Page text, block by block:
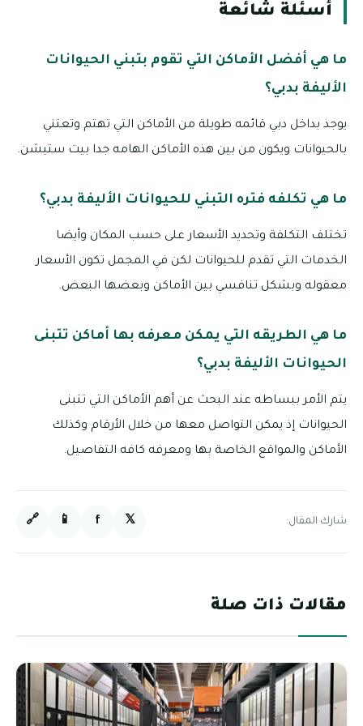
أسئلة شائعة
ما هي أفضل الأماكن التي تقوم بتبني الحيوانات
الأليفة بدبي؟
يوجد بداخل دبي قائمه طويلة من الأماكن التي تهتم وتعتني
بالحيوانات ويكون من بين هذه الأماكن الهامه جدا بيت ستيشن.
ما هي تكلفه فتره التبني للحيوانات الأليفة بدبي؟
تختلف التكلفة وتحديد الأسعار على حسب المكان وأيضا
الخدمات التي تقدم للحيوانات لكن في المجمل تكون الأسعار
معقوله وبشكل تنافسي بين الأماكن وبعضها البعض.
ما هي الطريقه التي يمكن معرفه بها أماكن تتبنى
الحيوانات الأليفة بدبي؟
يتم الأمر ببساطه عند البحث عن أهم الأماكن التي تتبنى
الحيوانات إذ يمكن التواصل معها من خلال الأرقام وكذلك
الأماكن والمواقع الخاصة بها ومعرفه كافه التفاصيل.
شارك المقال: 𝕏
f
📱
🔗
مقالات ذات صلة